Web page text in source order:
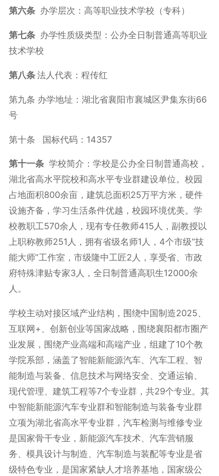
第六条办学层次：高等职业技术学校（专科）
第七条办学性质级类型：公办全日制普通高等职业
技术学校
第八条法人代表：程传红
第九条 办学地址：湖北省襄阳市襄城区尹集东街66
号
第十条 国标代码：14357
第十一条学校简介：学校是公办全日制普通高校，
湖北省高水平院校和高水平专业群建设单位。校园
占地面积800余亩，建筑总面积25万平方米，硬件
设施齐备，学习生活条件优越，校园环境优美。学
校教职工570余人，现有专任教师415人，副教授以
上职称教师251人，拥有省级名师1人，4个市级“技
能大师”工作室，市级隆中工匠2人，享受省、市政
府特殊津贴专家3人，全日制普通高职生12000余
人。
学校主动对接区域产业结构，围绕中国制造2025、
互联网+、创新创业等国家战略，围绕襄阳都市圈产
业发展，围绕产业高端和高端产业，组建了10个教
学院系部，涵盖了智能新能源汽车、汽车工程、智
能制造与装备、信息技术与网络安全、交通运输、
现代管理、建筑工程等7个专业群，共29个专业。其
中智能新能源汽车专业群和智能制造与装备专业群
立项为湖北省高水平专业群，汽车检测与维修专业
是国家骨干专业，新能源汽车技术、汽车营销服
务、模具设计与制造、汽车制造与装配等专业是省
级特色专业，是国家紧缺人才培养基地，国家级公